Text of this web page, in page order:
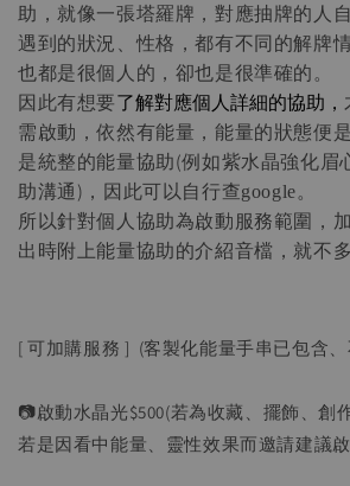
助，就像一張塔羅牌，對應抽牌的人
遇到的狀況、性格，都有不同的解牌
也都是很個人的，卻也是很準確的。
因此有想要了解對應個人詳細的協助，
需啟動，依然有能量，能量的狀態便
是統整的能量協助(例如紫水晶強化眉
助溝通)，因此可以自行查google。
所以針對個人協助為啟動服務範圍，
出時附上能量協助的介紹音檔，就不
[ 可加購服務 ] (客製化能量手串已包含
📷啟動水晶光$500(若為收藏、擺飾、創
若是因看中能量、靈性效果而邀請建議